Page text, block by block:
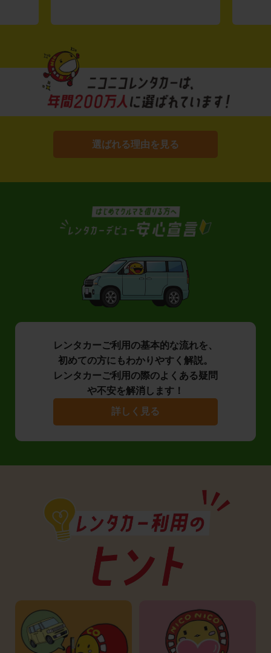
選ばれる理由を見る
レンタカーご利用の基本的な流れを、
初めての方にもわかりやすく解説。
レンタカーご利用の際のよくある疑問
や不安を解消します！
詳しく見る